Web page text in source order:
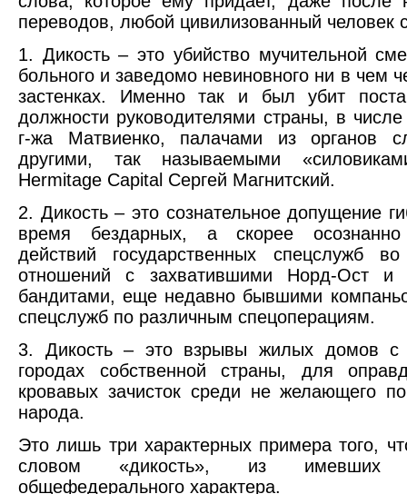
переводов, любой цивилизованный человек
1. Дикость – это убийство мучительной
больного и заведомо невиновного ни в чем
застенках. Именно так и был убит
должности руководителями страны, в
г-жа Матвиенко, палачами из органов
другими, так называемыми
Hermitage Capital Сергей Магнитский.
2. Дикость – это сознательное допущение
время бездарных, а скорее осознанно
действий государственных спецслужб
отношений с захватившими Норд-Ост и
бандитами, еще недавно бывшими
спецслужб по различным спецоперациям.
3. Дикость – это взрывы жилых домов
городах собственной страны, для
кровавых зачисток среди не желающего
народа.
Это лишь три характерных примера того,
словом «дикость», из имевших
общефедерального характера.